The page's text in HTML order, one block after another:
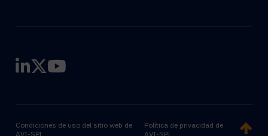
Condiciones de uso del sitio web de
AVI-SPL
Política de privacidad de
AVI-SPL